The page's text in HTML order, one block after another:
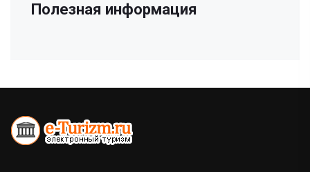
Полезная информация